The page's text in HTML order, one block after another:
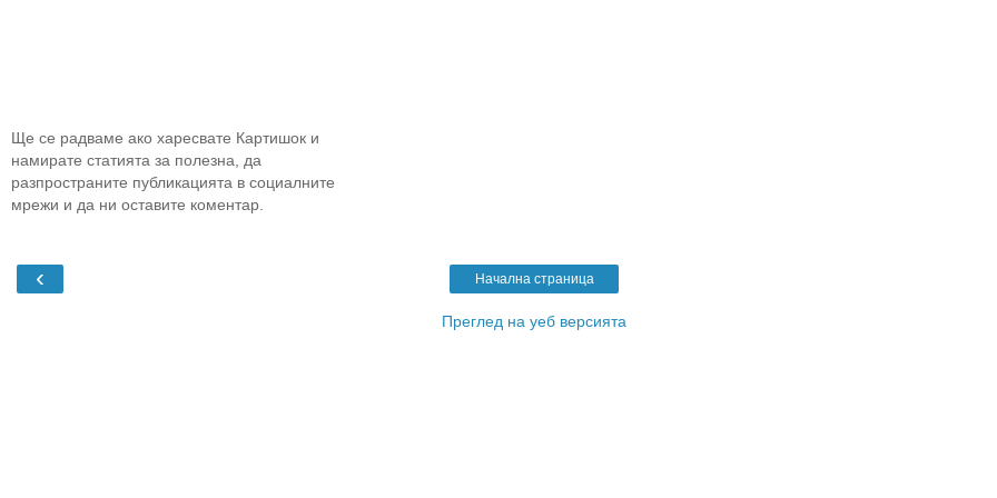
Ще се радваме ако харесвате Картишок и
намирате статията за полезна, да
разпространите публикацията в социалните
мрежи и да ни оставите коментар.
‹ Начална страница
Преглед на уеб версията